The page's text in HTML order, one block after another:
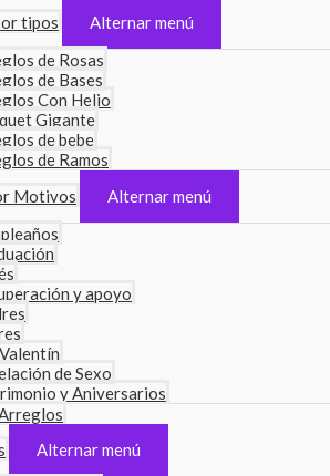
tipos
Alternar menú
de Rosas
de Bases
Con Helio
Gigante
de bebe
de Ramos
Motivos
Alternar menú
y apoyo
de Sexo
y Aniversarios
Alternar menú